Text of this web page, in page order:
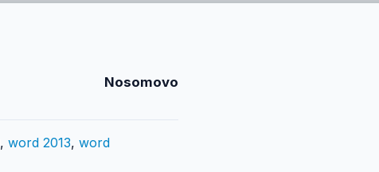
Nosomovo
,word 2013,word